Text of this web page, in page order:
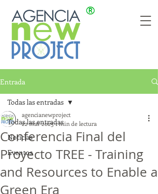
Entrada
Todas las entradas
Noticias
Eventos
Todas las entradas
Conferencia Final del
Proyecto TREE - Training
and Resources to Enable a
Green Era
agencianewproject
22 mar 20251 min de lectura